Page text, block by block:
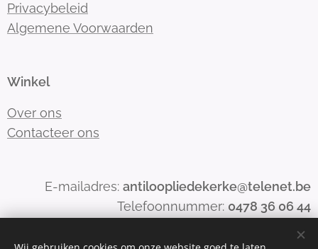
Privacybeleid
Algemene Voorwaarden
Winkel
Over ons
Contacteer ons
E-mailadres: antiloopliedekerke@telenet.be
Telefoonnummer: 0478 36 06 44